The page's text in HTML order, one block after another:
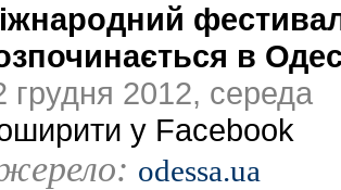
в
грудня 2012, середа
у Facebook
odessa.ua